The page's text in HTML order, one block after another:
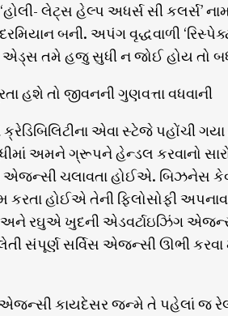
‘હોલી- લેટ્સ હેલ્પ અધર્સ સી કલર્સ’
દરમિયાન બની. અપંગ વૃદ્ધવાળી
તમે હજુ સુધી ન જોઈ હોય તો
હશે તો જીવનની ગુણવત્તા વધવાની
એવા સ્ટેજે પહોંચી ગયા
અમને ગ્રૂપને હેન્ડલ કરવાનો
ચલાવતા હોઈએ. બિઝનેસ
હોઈએ તેની ફિલોસોફી
રઘુએ ખુદની એડવર્ટાઇઝિંગ
સંપૂર્ણ સર્વિસ એજન્સી ઊભી કરવા
કાયદેસર જન્મે તે પહેલાં જ